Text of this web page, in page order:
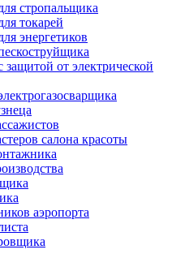
стропальщика
токарей
энергетиков
от электрической
салона красоты
аэропорта